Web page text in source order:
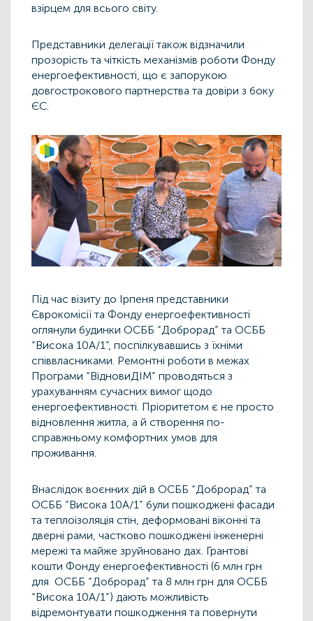
взірцем для всього світу.
Представники делегації також відзначили
прозорість та чіткість механізмів роботи Фонду
енергоефективності, що є запорукою
довгострокового партнерства та довіри з боку
ЄС.
Під час візиту до Ірпеня представники
Єврокомісії та Фонду енергоефективності
оглянули будинки ОСББ “Доброрад” та ОСББ
“Висока 10А/1”, поспілкувавшись з їхніми
співвласниками. Ремонтні роботи в межах
Програми “ВідновиДІМ” проводяться з
урахуванням сучасних вимог щодо
енергоефективності. Пріоритетом є не просто
відновлення житла, а й створення по-
справжньому комфортних умов для
проживання.
Внаслідок воєнних дій в ОСББ “Доброрад” та
ОСББ “Висока 10А/1” були пошкоджені фасади
та теплоізоляція стін, деформовані віконні та
дверні рами, частково пошкоджені інженерні
мережі та майже зруйновано дах. Грантові
кошти Фонду енергоефективності (6 млн грн
для ОСББ “Доброрад” та 8 млн грн для ОСББ
“Висока 10А/1”) дають можливість
відремонтувати пошкодження та повернути